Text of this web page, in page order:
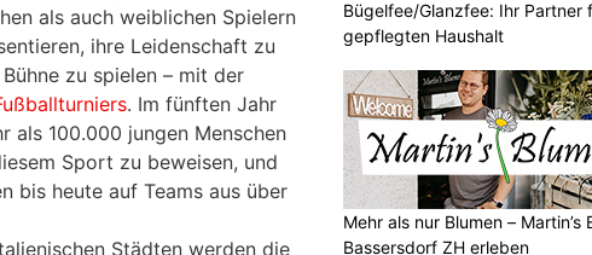
als auch weiblichen Spielern
ihre Leidenschaft zu
zu spielen – mit der
. Im fünften Jahr
als 100.000 jungen Menschen
Sport zu beweisen, und
bis heute auf Teams aus über
Städten werden die
Bügelfee/Glanzfee: Ihr Partner
gepflegten Haushalt
Mehr als nur Blumen – Martin’s
Bassersdorf ZH erleben